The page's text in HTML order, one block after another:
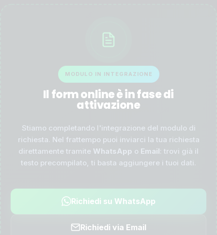
MODULO IN INTEGRAZIONE
Il form online è in fase di
attivazione
Stiamo completando l'integrazione del modulo di
richiesta. Nel frattempo puoi inviarci la tua richiesta
direttamente tramite WhatsApp o Email: trovi già il
testo precompilato, ti basta aggiungere i tuoi dati.
Richiedi su WhatsApp
Richiedi via Email